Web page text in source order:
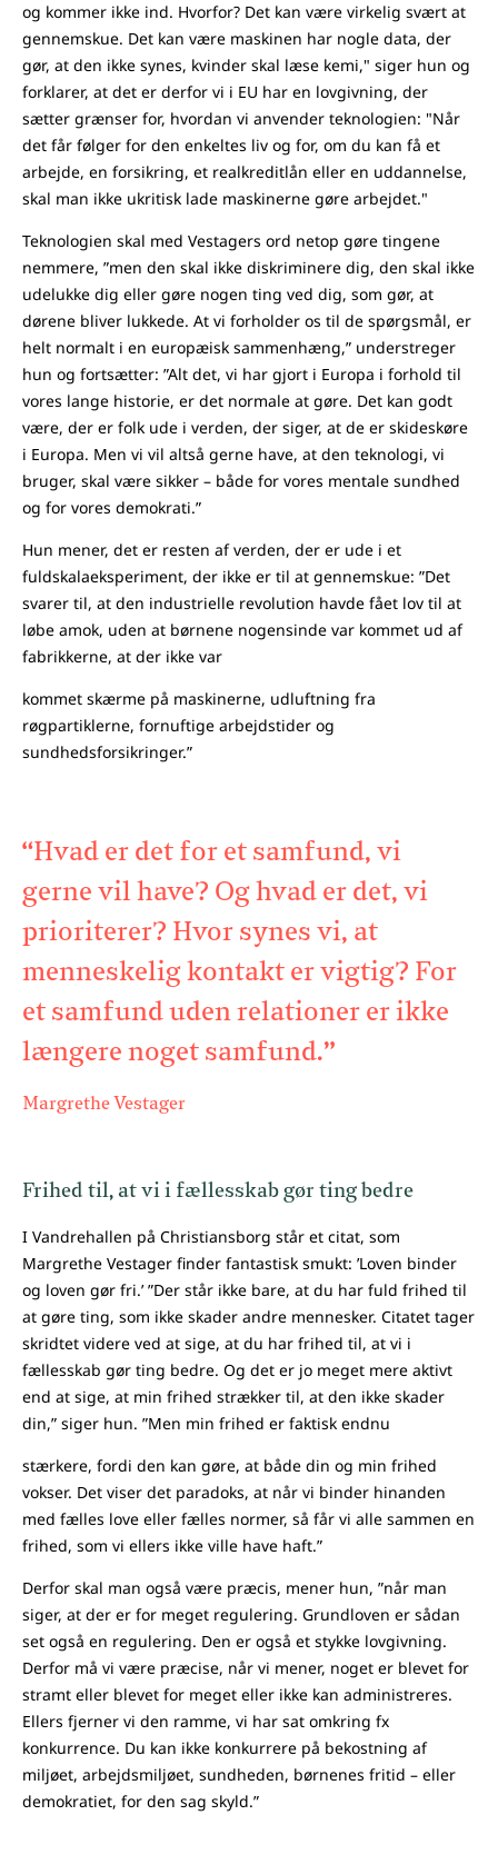
og kommer ikke ind. Hvorfor? Det kan være virkelig svært at
gennemskue. Det kan være maskinen har nogle data, der
gør, at den ikke synes, kvinder skal læse kemi," siger hun og
forklarer, at det er derfor vi i EU har en lovgivning, der
sætter grænser for, hvordan vi anvender teknologien: "Når
det får følger for den enkeltes liv og for, om du kan få et
arbejde, en forsikring, et realkreditlån eller en uddannelse,
skal man ikke ukritisk lade maskinerne gøre arbejdet."
Teknologien skal med Vestagers ord netop gøre tingene
nemmere, ”men den skal ikke diskriminere dig, den skal ikke
udelukke dig eller gøre nogen ting ved dig, som gør, at
dørene bliver lukkede. At vi forholder os til de spørgsmål, er
helt normalt i en europæisk sammenhæng,” understreger
hun og fortsætter: ”Alt det, vi har gjort i Europa i forhold til
vores lange historie, er det normale at gøre. Det kan godt
være, der er folk ude i verden, der siger, at de er skideskøre
i Europa. Men vi vil altså gerne have, at den teknologi, vi
bruger, skal være sikker – både for vores mentale sundhed
og for vores demokrati.”
Hun mener, det er resten af verden, der er ude i et
fuldskalaeksperiment, der ikke er til at gennemskue: ”Det
svarer til, at den industrielle revolution havde fået lov til at
løbe amok, uden at børnene nogensinde var kommet ud af
fabrikkerne, at der ikke var
kommet skærme på maskinerne, udluftning fra
røgpartiklerne, fornuftige arbejdstider og
sundhedsforsikringer.”
“Hvad er det for et samfund, vi
gerne vil have? Og hvad er det, vi
prioriterer? Hvor synes vi, at
menneskelig kontakt er vigtig? For
et samfund uden relationer er ikke
længere noget samfund.”
Margrethe Vestager
Frihed til, at vi i fællesskab gør ting bedre
I Vandrehallen på Christiansborg står et citat, som
Margrethe Vestager finder fantastisk smukt: ’Loven binder
og loven gør fri.’ ”Der står ikke bare, at du har fuld frihed til
at gøre ting, som ikke skader andre mennesker. Citatet tager
skridtet videre ved at sige, at du har frihed til, at vi i
fællesskab gør ting bedre. Og det er jo meget mere aktivt
end at sige, at min frihed strækker til, at den ikke skader
din,” siger hun. ”Men min frihed er faktisk endnu
stærkere, fordi den kan gøre, at både din og min frihed
vokser. Det viser det paradoks, at når vi binder hinanden
med fælles love eller fælles normer, så får vi alle sammen en
frihed, som vi ellers ikke ville have haft.”
Derfor skal man også være præcis, mener hun, ”når man
siger, at der er for meget regulering. Grundloven er sådan
set også en regulering. Den er også et stykke lovgivning.
Derfor må vi være præcise, når vi mener, noget er blevet for
stramt eller blevet for meget eller ikke kan administreres.
Ellers fjerner vi den ramme, vi har sat omkring fx
konkurrence. Du kan ikke konkurrere på bekostning af
miljøet, arbejdsmiljøet, sundheden, børnenes fritid – eller
demokratiet, for den sag skyld.”